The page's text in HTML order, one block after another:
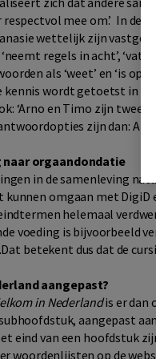
mee om.’ In de
wettelijk zijn
regels in acht’,
als ‘weet’ en ‘is op
wordt getoetst in
‘Arno en Timo zijn twee
zijn dan: A
naar orgaandondatie
in de samenleving
omgaan met DigiD
helemaal
voeding is bijvoorbeeld
betekent dus dat de
aangepast?
in Nederlandis er dan
aangepast
eind van een hoofdstuk
woordenlijsten op de